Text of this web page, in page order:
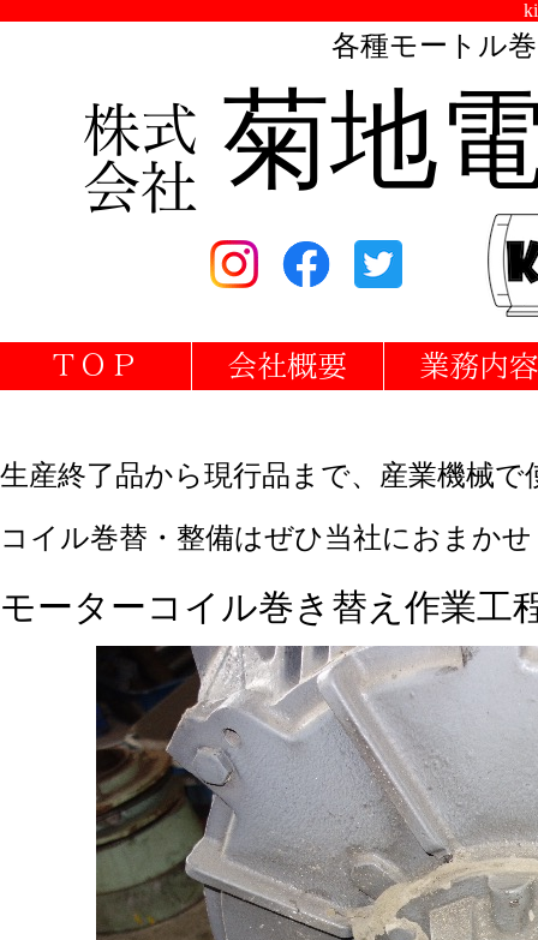
各種モートル
菊地
生産終了品から現行品まで、産業機械
コイル巻替 ・整備はぜひ当社におまか
モーターコイル巻き替え作業工